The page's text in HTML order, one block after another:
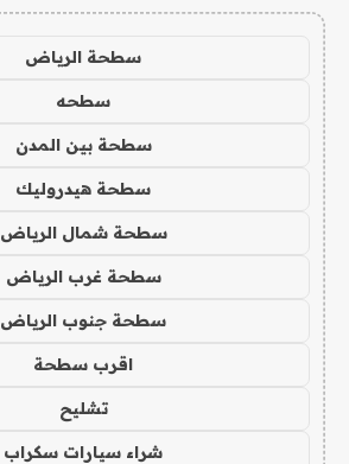
سطحة الرياض
سطحه
سطحة بين المدن
سطحة هيدروليك
سطحة شمال الرياض
سطحة غرب الرياض
سطحة جنوب الرياض
اقرب سطحة
تشليح
شراء سيارات سكراب